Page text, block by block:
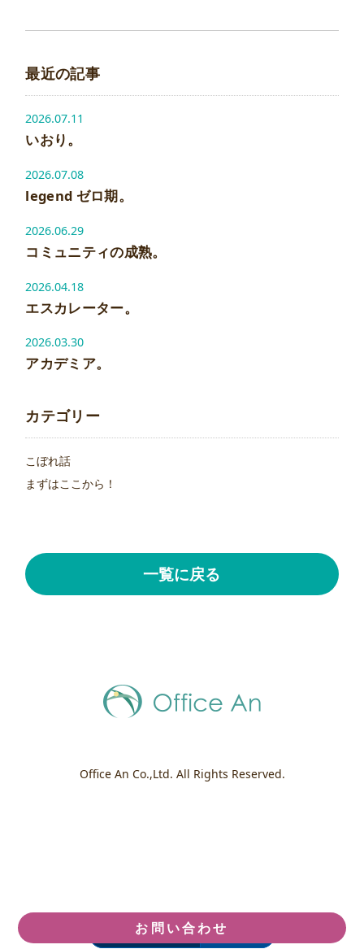
最近の記事
2026.07.11
いおり。
2026.07.08
legend ゼロ期。
2026.06.29
コミュニティの成熟。
2026.04.18
エスカレーター。
2026.03.30
アカデミア。
カテゴリー
こぼれ話
まずはここから！
一覧に戻る
お問い合わせ
Office An Co.,Ltd. All Rights Reserved.
モバイル